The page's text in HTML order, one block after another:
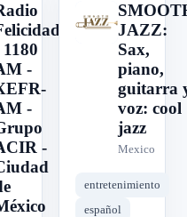
1180
-
-
-
S
JAZZ:
Sax,
piano,
guitarra
voz: cool
jazz
Mexico
entretenimiento
español